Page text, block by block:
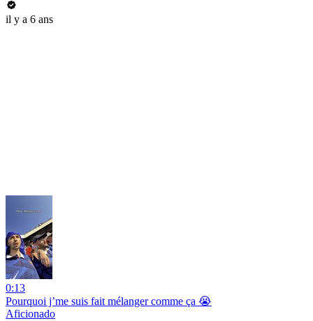
il y a 6 ans
0:13
Pourquoi j’me suis fait mélanger comme ça 😭
Aficionado